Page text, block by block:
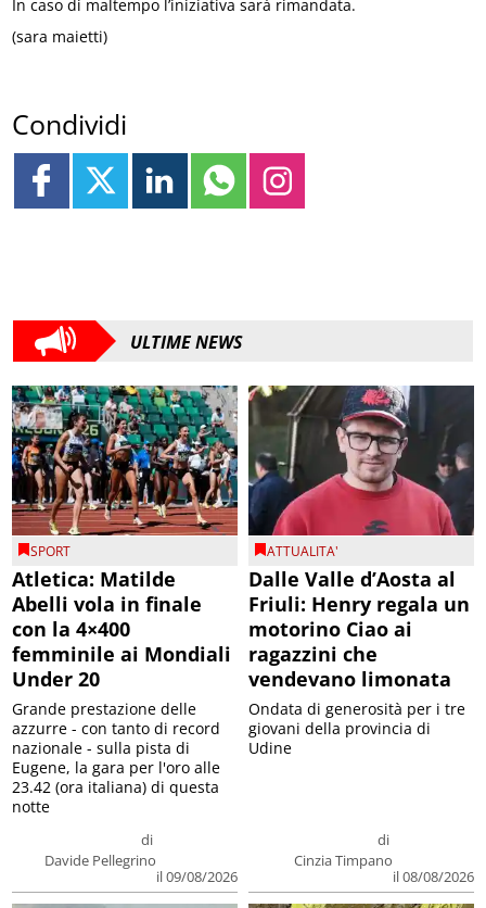
In caso di maltempo l’iniziativa sarà rimandata.
(sara maietti)
Condividi
ULTIME NEWS
SPORT
Atletica: Matilde
Abelli vola in finale
con la 4×400
femminile ai Mondiali
Under 20
di
Davide Pellegrino
il 09/08/2026
Grande prestazione delle
azzurre - con tanto di record
nazionale - sulla pista di
Eugene, la gara per l'oro alle
23.42 (ora italiana) di questa
notte
ATTUALITA'
Dalle Valle d’Aosta al
Friuli: Henry regala un
motorino Ciao ai
ragazzini che
vendevano limonata
di
Cinzia Timpano
il 08/08/2026
Ondata di generosità per i tre
giovani della provincia di
Udine